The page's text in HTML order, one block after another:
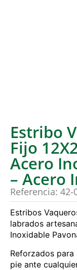
Estribo
Fijo
Acero
– Acero
Referencia: 42-
Estribos
labrados
Inoxidable
Reforzados
pie ante